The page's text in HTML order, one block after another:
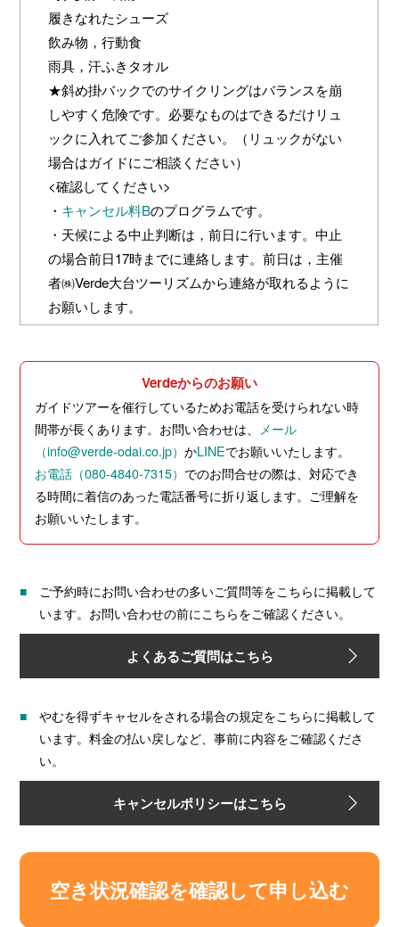
履きなれたシューズ
飲み物，行動食
雨具，汗ふきタオル
★斜め掛バックでのサイクリングはバランスを崩
しやすく危険です。必要なものはできるだけリュ
ックに入れてご参加ください。（リュックがない
場合はガイドにご相談ください）
<確認してください>
・ キャンセル料Bのプログラムです。
・天候による中止判断は，前日に行います。中止
の場合前日17時までに連絡します。前日は，主催
者㈱Verde大台ツーリズムから連絡が取れるように
お願いします。
Verdeからのお願い
ガイドツアーを催行しているためお電話を受けられない時
間帯が長くあります。お問い合わせは、
メール
（info@verde-odai.co.jp）かLINEでお願いいたします。
お電話（080-4840-7315） でのお問合せの際は、対応でき
る時間に着信のあった電話番号に折り返します。ご理解を
お願いいたします。
ご予約時にお問い合わせの多いご質問等をこちらに掲載して
います。お問い合わせの前にこちらをご確認ください。
よくあるご質問はこちら
やむを得ずキャセルをされる場合の規定をこちらに掲載して
います。料金の払い戻しなど、事前に内容をご確認くださ
い。
キャンセルポリシーはこちら
空き状況確認を確認して申し込む